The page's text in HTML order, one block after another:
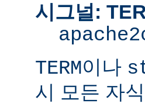
시그널:
TERM이나
시 모든 자